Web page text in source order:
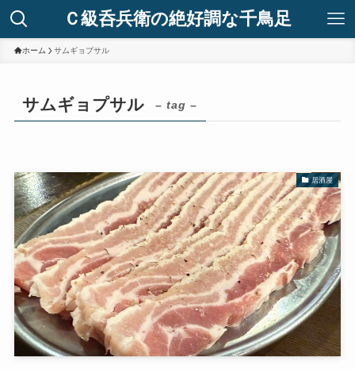
Ｃ級呑兵衛の絶好調な千鳥足
ホーム サムギョプサル
サムギョプサル – tag –
居酒屋